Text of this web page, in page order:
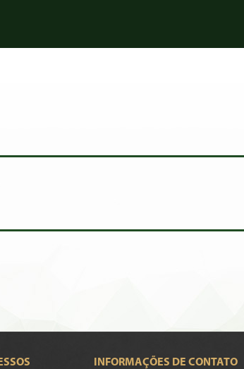
INFORMAÇÕES DE CONTATO